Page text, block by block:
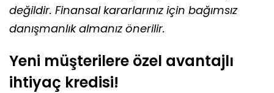
değildir. Finansal kararlarınız için bağımsız
danışmanlık almanız önerilir.
Yeni müşterilere özel avantajlı
ihtiyaç kredisi!